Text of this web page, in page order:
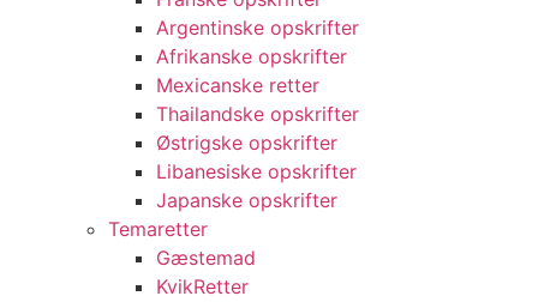
Argentinske opskrifter
Afrikanske opskrifter
Mexicanske retter
Thailandske opskrifter
Østrigske opskrifter
Libanesiske opskrifter
Japanske opskrifter
Temaretter
Gæstemad
KvikRetter